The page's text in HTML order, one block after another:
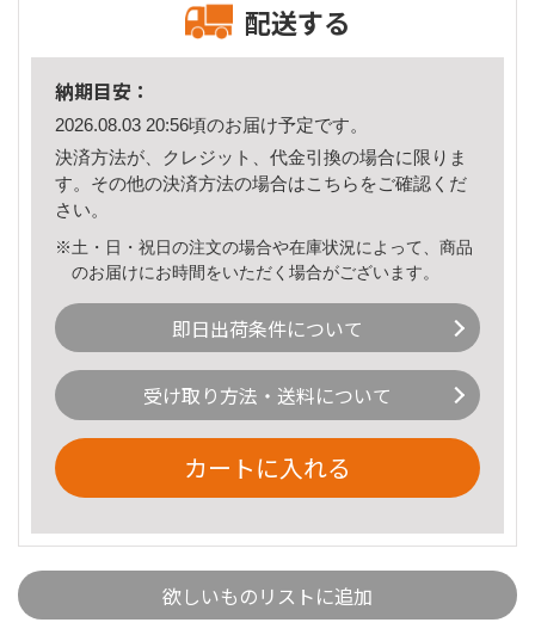
配送する
納期目安：
2026.08.03 20:56頃のお届け予定です。
決済方法が、クレジット、代金引換の場合に限りま
す。その他の決済方法の場合はこちら をご確認くだ
さい。
※土・日・祝日の注文の場合や在庫状況によって、商品
のお届けにお時間をいただく場合がございます。
即日出荷条件について
受け取り方法・送料について
カートに入れる
欲しいものリストに追加